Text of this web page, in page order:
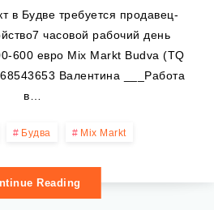
в Будве требуется продавец-
часовой рабочий день
600 евро Mix Markt Budva (TQ
Валентина ___Работа
в…
Будва Mix Markt
Reading